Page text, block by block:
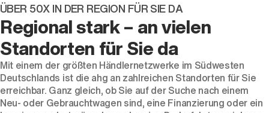
ÜBER 50X IN DER REGION FÜR SIE DA
Regional stark – an vielen
Standorten für Sie da
Mit einem der größten Händlernetzwerke im Südwesten
Deutschlands ist die ahg an zahlreichen Standorten für Sie
erreichbar. Ganz gleich, ob Sie auf der Suche nach einem
Neu- oder Gebrauchtwagen sind, eine Finanzierung oder ein